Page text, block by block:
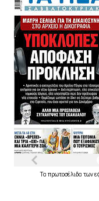
Τα πρωτοσέλιδα των